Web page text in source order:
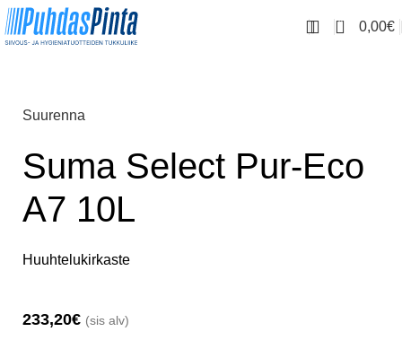
0 0,00€
Etusivu Siivousaineet
Suurenna
Suma Select Pur-Eco
A7 10L
Huuhtelukirkaste
233,20€ (sis alv)